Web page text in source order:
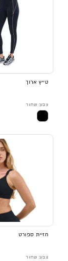
טייץ ארוך
צבע: שחור
חזיית ספורט
צבע: שחור